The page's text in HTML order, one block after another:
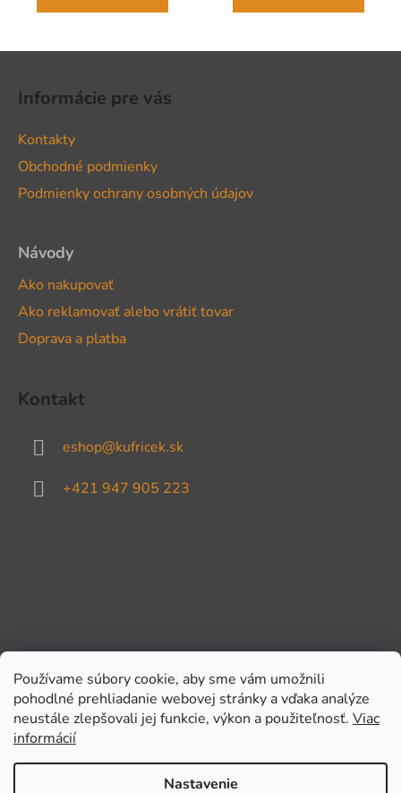
Používame súbory cookie, aby sme vám umožnili
pohodlné prehliadanie webovej stránky a vďaka analýze
neustále zlepšovali jej funkcie, výkon a použiteľnosť. Viac
informácií
Nastavenie
Informácie pre vás
Kontakty
Obchodné podmienky
Podmienky ochrany osobných údajov
Návody
Ako nakupovať
Ako reklamovať alebo vrátiť tovar
Doprava a platba
Kontakt
eshop@kufricek.sk
+421 947 905 223
Prijímame online platby